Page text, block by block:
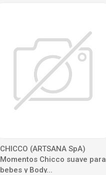
CHICCO (ARTSANA SpA)
Momentos Chicco suave para
bebes y Body...